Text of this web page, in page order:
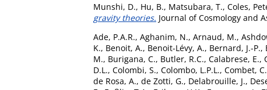
Munshi, D., Hu, B., Matsubara, T., Coles,
gravity theories. Journal of Cosmology and
Ade, P.A.R., Aghanim, N., Arnaud, M.,
K., Benoit, A., Benoit-Lévy, A., Bernard, J.-P.,
M., Burigana, C., Butler, R.C., Calabrese, E.,
D.L., Colombi, S., Colombo, L.P.L., Combet, C.
de Rosa, A., de Zotti, G., Delabrouille, J.,